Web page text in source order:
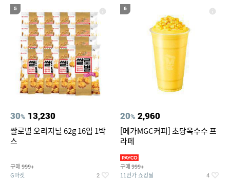
5
30% 13,230
쌀로별 오리지널 62g 16입 1박
스
구매 999+
G마켓 2
6
20% 2,960
[메가MGC커피] 초당옥수수 프
라페
구매 999+
11번가 쇼킹딜 4